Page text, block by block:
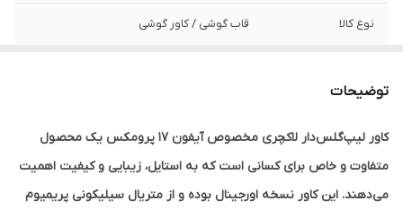
نوع کالا قاب گوشی / کاور گوشی
ویژگی خاص به همراه لیپ گلس اصل (دارای جای بالم لب)
ثبات رنگ بدون تغییر رنگ و عدم زردشدگی
توضیحات
کاور لیپ‌گلس‌دار لاکچری مخصوص آیفون 17 پرومکس یک محصول
متفاوت و خاص برای کسانی است که به استایل، زیبایی و کیفیت اهمیت
می‌دهند. این کاور نسخه اورجینال بوده و از متریال سیلیکونی پریمیوم